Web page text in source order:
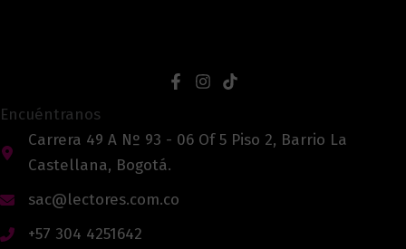
Encuéntranos
Carrera 49 A Nº 93 - 06 Of 5 Piso 2, Barrio La
Castellana, Bogotá.
sac@lectores.com.co
+57 304 4251642